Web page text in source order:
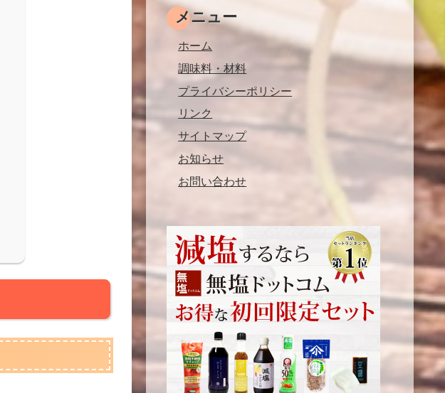
メニュー
ホーム
調味料・材料
プライバシーポリシー
リンク
サイトマップ
お知らせ
お問い合わせ